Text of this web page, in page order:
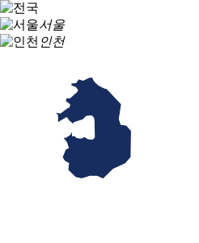
HOME
서울
인천